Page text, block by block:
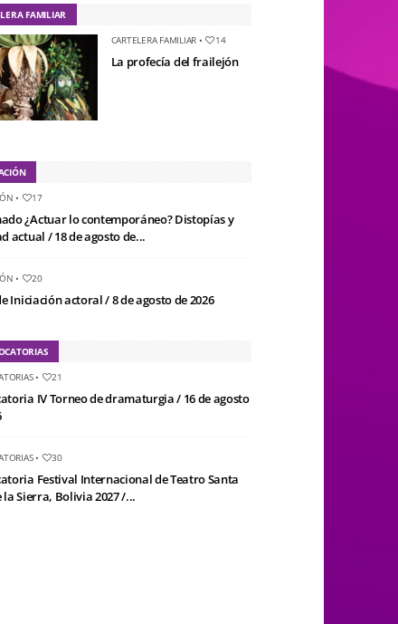
FAMILIAR
CARTELERA FAMILIAR • 14
La profecía del frailejón
• 17
¿Actuar lo contemporáneo? Distopías y
actual / 18 de agosto de...
• 20
Iniciación actoral / 8 de agosto de 2026
• 21
IV Torneo de dramaturgia / 16 de agosto
• 30
Festival Internacional de Teatro Santa
la Sierra, Bolivia 2027 /...